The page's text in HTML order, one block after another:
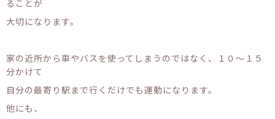
ることが
大切になります。
家の近所から車やバスを使ってしまうのではなく、１０〜１５
分かけて
自分の最寄り駅まで行くだけでも運動になります。
他にも、